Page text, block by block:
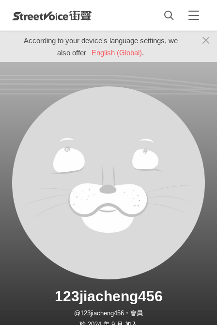
According to your device's language settings, we
also offer
English (Global).
123jiacheng456
@123jiacheng456・會員